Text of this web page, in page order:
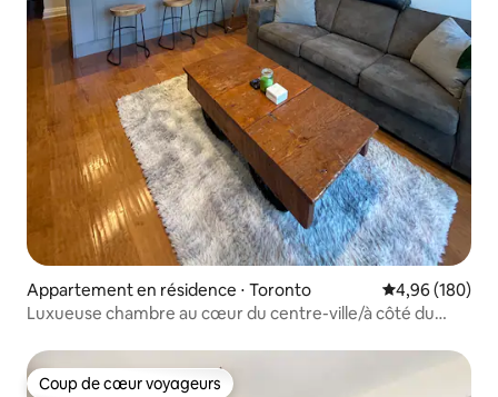
Appartement en résidence ⋅ Toronto Évaluation
4,96 (180)
Luxueuse chambre au cœur du centre-ville/à côté du
Coup de cœur voyageurs